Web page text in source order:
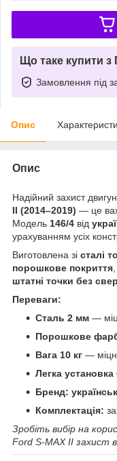
Що таке купити
Замовлення під
Опис
Опис
Надійний захист
II (2014–2019) — це
Модель 146/4 від
урахуванням усіх
Виготовлена зі сталі
порошкове покриття
штатні точки без
Переваги:
Сталь 2 мм —
Порошкове
Вага 10 кг —
Легка установка
Бренд:
Комплектація:
Зробіть вибір на
Ford S-MAX II захист